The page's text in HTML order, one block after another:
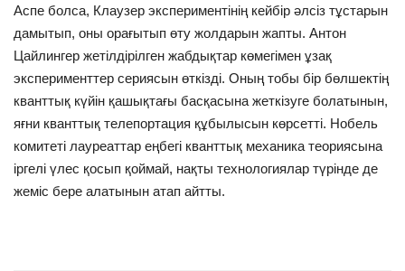
Аспе болса, Клаузер экспериментінің кейбір әлсіз тұстарын
дамытып, оны орағытып өту жолдарын жапты. Антон
Цайлингер жетілдірілген жабдықтар көмегімен ұзақ
эксперименттер сериясын өткізді. Оның тобы бір бөлшектің
кванттық күйін қашықтағы басқасына жеткізуге болатынын,
яғни кванттық телепортация құбылысын көрсетті. Нобель
комитеті лауреаттар еңбегі кванттық механика теориясына
іргелі үлес қосып қоймай, нақты технологиялар түрінде де
жеміс бере алатынын атап айтты.